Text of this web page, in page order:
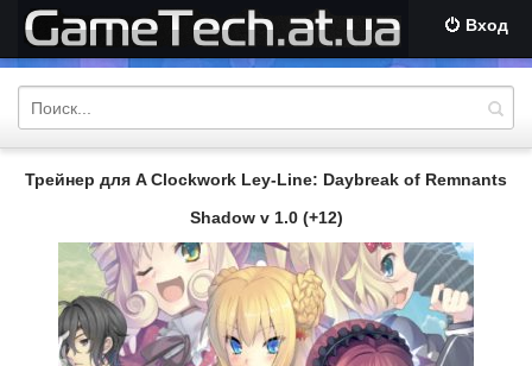
Вход
Трейнер для A Clockwork Ley-Line: Daybreak of Remnants
Shadow v 1.0 (+12)